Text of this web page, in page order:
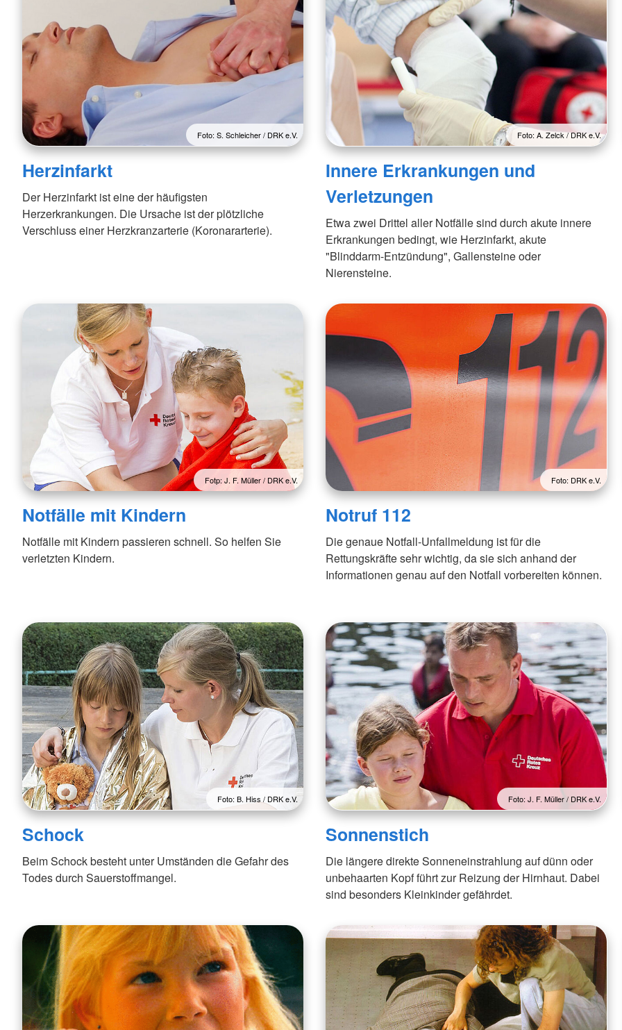
Foto: S. Schleicher / DRK e.V.
Herzinfarkt
Der Herzinfarkt ist eine der häufigsten
Herzerkrankungen. Die Ursache ist der plötzliche
Verschluss einer Herzkranzarterie (Koronararterie).
Foto: A. Zelck / DRK e.V.
Innere Erkrankungen und
Verletzungen
Etwa zwei Drittel aller Notfälle sind durch akute innere
Erkrankungen bedingt, wie Herzinfarkt, akute
"Blinddarm-Entzündung", Gallensteine oder
Nierensteine.
Fotp: J. F. Müller / DRK e.V.
Notfälle mit Kindern
Notfälle mit Kindern passieren schnell. So helfen Sie
verletzten Kindern.
Foto: DRK e.V.
Notruf 112
Die genaue Notfall-Unfallmeldung ist für die
Rettungskräfte sehr wichtig, da sie sich anhand der
Informationen genau auf den Notfall vorbereiten können.
Foto: B. Hiss / DRK e.V.
Schock
Beim Schock besteht unter Umständen die Gefahr des
Todes durch Sauerstoffmangel.
Foto: J. F. Müller / DRK e.V.
Sonnenstich
Die längere direkte Sonneneinstrahlung auf dünn oder
unbehaarten Kopf führt zur Reizung der Hirnhaut. Dabei
sind besonders Kleinkinder gefährdet.